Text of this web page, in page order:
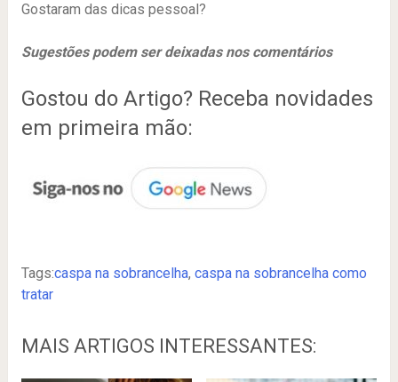
Gostaram das dicas pessoal?
Sugestões podem ser deixadas nos comentários
Gostou do Artigo? Receba novidades
em primeira mão:
Tags:caspa na sobrancelha, caspa na sobrancelha como
tratar
MAIS ARTIGOS INTERESSANTES: